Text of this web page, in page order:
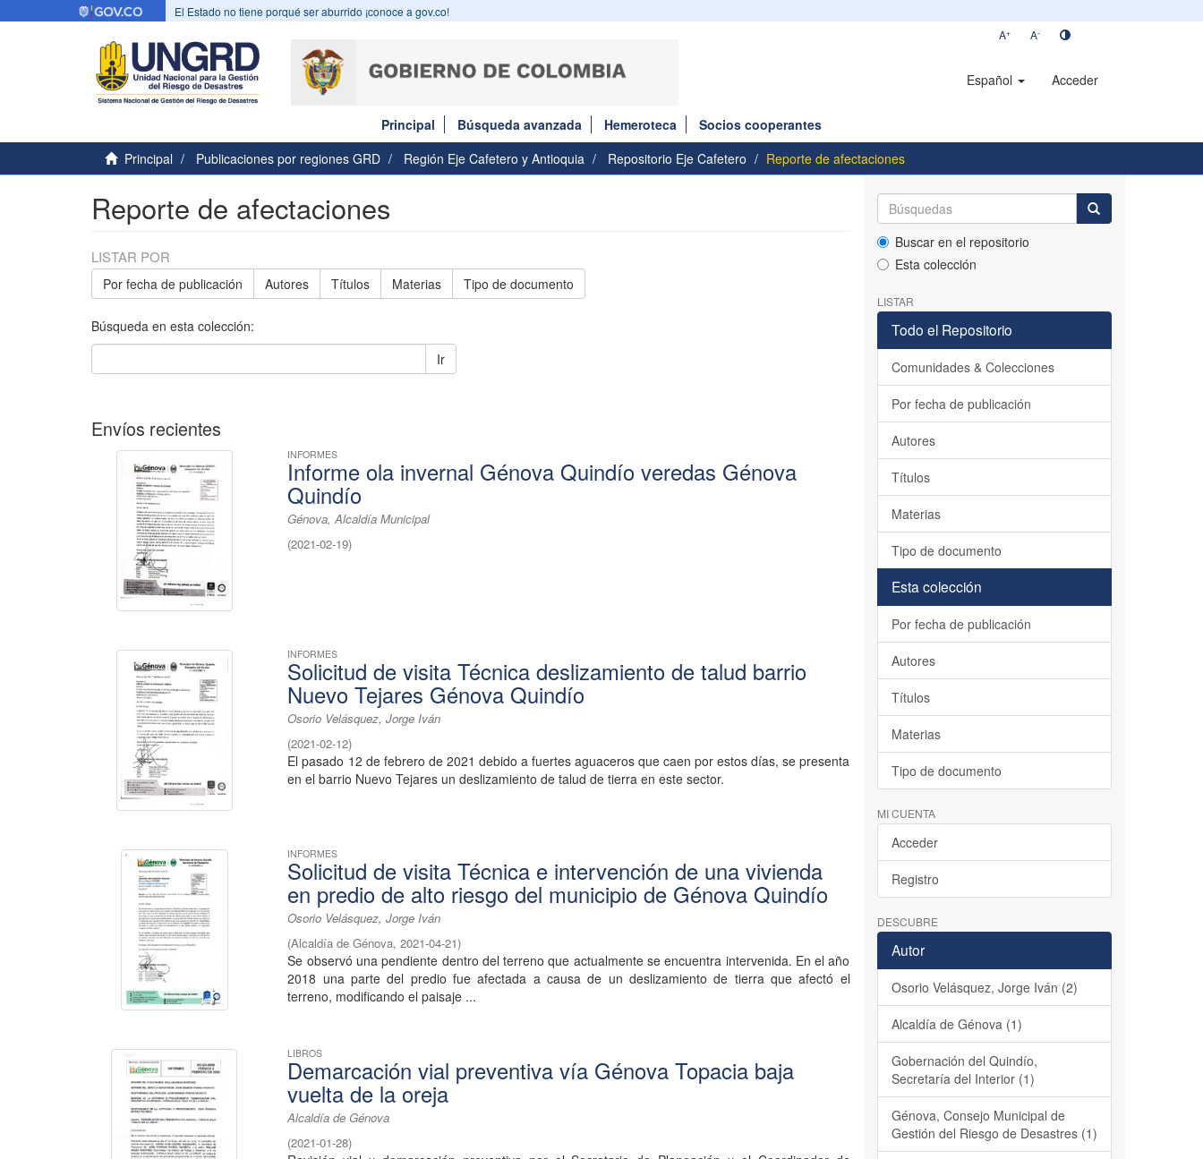
El Estado no tiene porqué ser aburrido ¡conoce a gov.co!
A+ A-
Español Acceder
Principal Búsqueda avanzada Hemeroteca
Socios cooperantes
Principal
Publicaciones por regiones GRD Región Eje Cafetero y Antioquia Repositorio Eje Cafetero Reporte de afectaciones
Reporte de afectaciones
LISTAR POR
Por fecha de publicación Autores Títulos Materias Tipo de documento
Búsqueda en esta colección:
Ir
Envíos recientes
INFORMES
Informe ola invernal Génova Quindío veredas Génova
Quindío
Génova, Alcaldía Municipal
(2021-02-19)
INFORMES
Solicitud de visita Técnica deslizamiento de talud barrio
Nuevo Tejares Génova Quindío
Osorio Velásquez, Jorge Iván
(2021-02-12)
El pasado 12 de febrero de 2021 debido a fuertes aguaceros que caen por estos días, se presenta
en el barrio Nuevo Tejares un deslizamiento de talud de tierra en este sector.
INFORMES
Solicitud de visita Técnica e intervención de una vivienda
en predio de alto riesgo del municipio de Génova Quindío
Osorio Velásquez, Jorge Iván
(Alcaldía de Génova,2021-04-21)
Se observó una pendiente dentro del terreno que actualmente se encuentra intervenida. En el año
2018 una parte del predio fue afectada a causa de un deslizamiento de tierra que afectó el
terreno, modificando el paisaje ...
LIBROS
Demarcación vial preventiva vía Génova Topacia baja
vuelta de la oreja
Alcaldía de Génova
(2021-01-28)
Buscar en el repositorio
Esta colección
LISTAR
Todo el Repositorio
Comunidades & Colecciones
Por fecha de publicación
Autores
Títulos
Materias
Tipo de documento
Esta colección
Por fecha de publicación
Autores
Títulos
Materias
Tipo de documento
MI CUENTA
Acceder
Registro
DESCUBRE
Autor
Osorio Velásquez, Jorge Iván (2)
Alcaldía de Génova (1)
Gobernación del Quindío,
Secretaría del Interior (1)
Génova, Consejo Municipal de
Gestión del Riesgo de Desastres (1)